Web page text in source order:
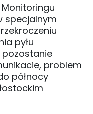
Monitoringu
specjalnym
pyłu
pozostanie
problem
północy